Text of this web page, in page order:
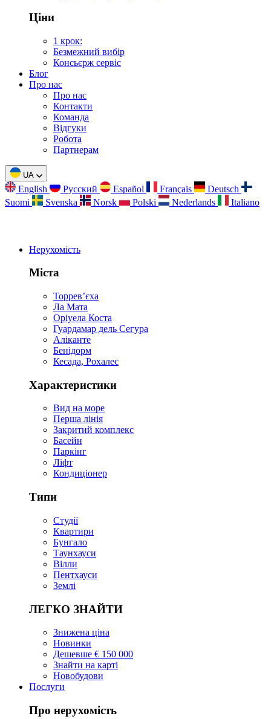
Ціни
1 крок:
Безмежний вибір
Консьєрж сервіс
Блог
Про нас
Про нас
Контакти
Команда
Відгуки
Робота
Партнерам
UA
English Русский Español Français
Deutsch
Suomi
Svenska Norsk Polski Nederlands Italiano
Нерухомість
Міста
Торревʼєха
Ла Мата
Оріуела Коста
Гуардамар дель Сегура
Аліканте
Бенідорм
Кесада, Рохалес
Характеристики
Вид на море
Перша лінія
Закритий комплекс
Басейн
Паркінг
Ліфт
Кондиціонер
Типи
Студії
Квартири
Бунгало
Таунхауси
Вілли
Пентхауси
Землі
ЛЕГКО ЗНАЙТИ
Знижена ціна
Новинки
Дешевше € 150 000
Знайти на карті
Новобудови
Послуги
Про нерухомість